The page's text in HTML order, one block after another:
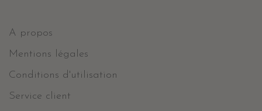
A propos
Mentions légales
Conditions d'utilisation
Service client